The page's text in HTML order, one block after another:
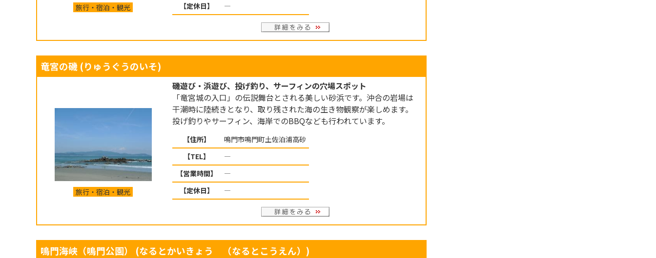
旅行・宿泊・観光
【定休日】
―
竜宮の磯 (りゅうぐうのいそ)
旅行・宿泊・観光
磯遊び・浜遊び、投げ釣り、サーフィンの穴場スポット
「竜宮城の入口」の伝説舞台とされる美しい砂浜です。沖合の岩場は
干潮時に陸続きとなり、取り残された海の生き物観察が楽しめます。
投げ釣りやサーフィン、海岸でのBBQなども行われています。
【住所】
鳴門市鳴門町土佐泊浦高砂
【TEL】
―
【営業時間】
―
【定休日】
―
鳴門海峡（鳴門公園） (なるとかいきょう （なるとこうえん）)